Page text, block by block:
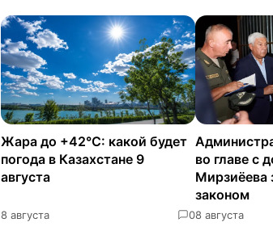
Жара до +42°C: какой будет
погода в Казахстане 9
августа
8 августа 0
во главе с
Мирзиёева
законом
8 августа